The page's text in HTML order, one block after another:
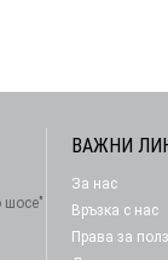
АБОНАМЕНТ
шосе"
ВАЖНИ
За нас
Връзка с нас
Права за